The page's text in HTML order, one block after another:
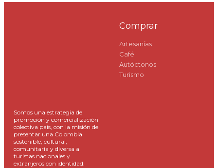
Somos una estrategia de
promoción y comercialización
colectiva país, con la misión de
presentar una Colombia
sostenible, cultural,
comunitaria y diversa a
turistas nacionales y
extranjeros con identidad.
Comprar
Artesanías
Café
Autóctonos
Turismo